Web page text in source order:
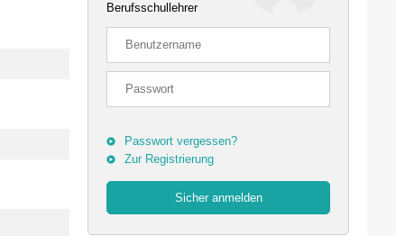
Berufsschullehrer
Passwort vergessen?
Zur Registrierung